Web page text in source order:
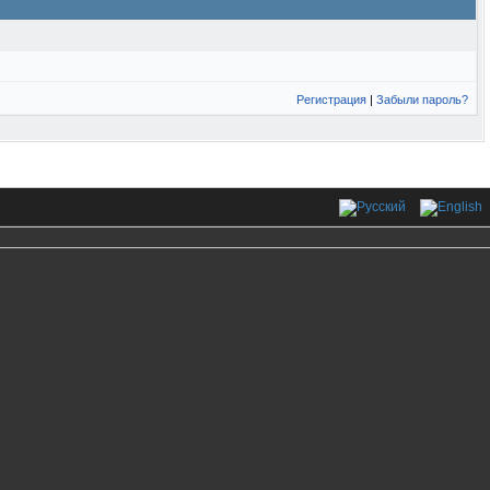
Регистрация | Забыли пароль?